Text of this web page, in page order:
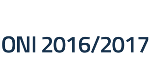
2016/2017